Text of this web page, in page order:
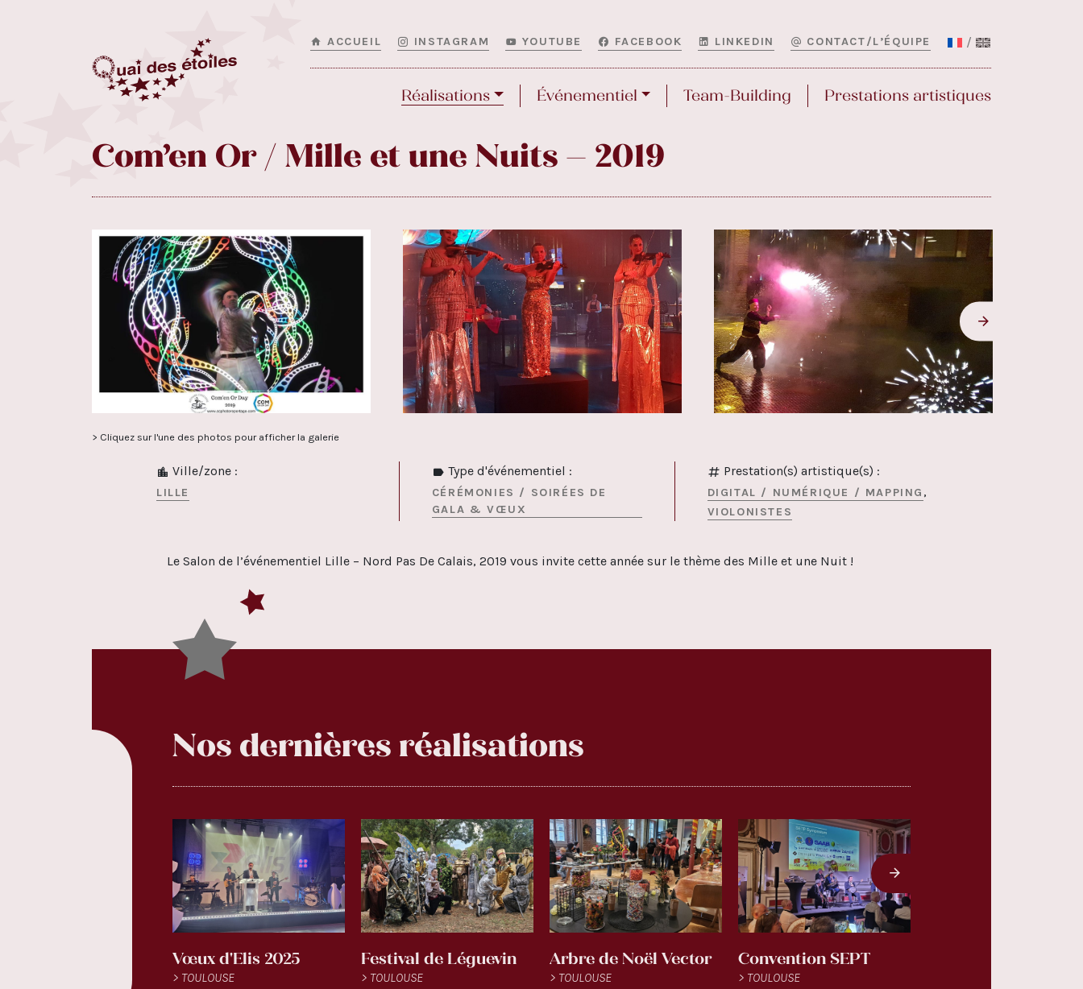
ACCUEIL INSTAGRAM YOUTUBE FACEBOOK LINKEDIN CONTACT/L’ÉQUIPE
Réalisations Événementiel Team-Building Prestations artistiques
Com’en Or / Mille et une Nuits – 2019
> Cliquez sur l'une des photos pour afficher la galerie
Ville/zone :
LILLE
Type d'événementiel :
CÉRÉMONIES / SOIRÉES DE
GALA & VŒUX
Prestation(s) artistique(s) :
DIGITAL / NUMÉRIQUE / MAPPING
VIOLONISTES
Le Salon de l’événementiel Lille – Nord Pas De Calais, 2019 vous invite cette année sur le thème des Mille et une Nuit !
Nos dernières réalisations
Vœux d'Elis 2025
> TOULOUSE
Festival de Léguevin
> TOULOUSE
Arbre de Noël Vector
> TOULOUSE
Convention SEPT
> TOULOUSE